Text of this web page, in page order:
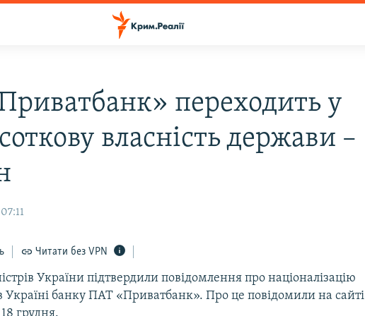
переходить у
власність держави –
Читати без VPN
України підтвердили повідомлення про націоналізацію
Україні банку ПАТ «Приватбанк». Про це повідомили на сайті